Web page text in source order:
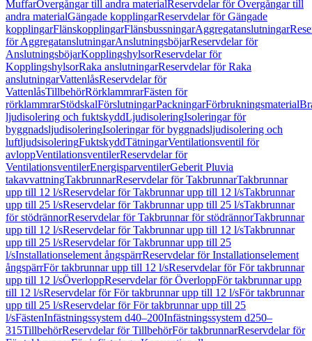
MuffarÖvergångar till andra materialReservdelar för Övergångar till
andra materialGängade kopplingarReservdelar för Gängade
kopplingarFlänskopplingarFlänsbussningarAggregatanslutningar
för AggregatanslutningarAnslutningsböjarReservdelar för
AnslutningsböjarKopplingshylsorReservdelar för
KopplingshylsorRaka anslutningarReservdelar för Raka
anslutningarVattenlåsReservdelar för
VattenlåsTillbehörRörklammrarFästen för
rörklammrarStödskalFörslutningarPackningarFörbrukningsmaterial
ljudisolering och fuktskyddLjudisoleringIsoleringar för
byggnadsljudisoleringIsoleringar för byggnadsljudisolering och
luftljudsisoleringFuktskyddTätningarVentilationsventil för
avloppVentilationsventilerReservdelar för
VentilationsventilerEnergisparventilerGeberit Pluvia
takavvattningTakbrunnarReservdelar för TakbrunnarTakbrunnar
upp till 12 l/sReservdelar för Takbrunnar upp till 12 l/sTakbrunnar
upp till 25 l/sReservdelar för Takbrunnar upp till 25 l/sTakbrunnar
för stödrännorReservdelar för Takbrunnar för stödrännorTakbrunnar
upp till 12 l/sReservdelar för Takbrunnar upp till 12 l/sTakbrunnar
upp till 25 l/sReservdelar för Takbrunnar upp till 25
l/sInstallationselement ångspärrReservdelar för Installationselement
ångspärrFör takbrunnar upp till 12 l/sReservdelar för För takbrunnar
upp till 12 l/sÖverloppReservdelar för ÖverloppFör takbrunnar upp
till 12 l/sReservdelar för För takbrunnar upp till 12 l/sFör takbrunnar
upp till 25 l/sReservdelar för För takbrunnar upp till 25
l/sFästenInfästningssystem d40–200Infästningssystem d250–
315TillbehörReservdelar för TillbehörFör takbrunnarReservdelar för